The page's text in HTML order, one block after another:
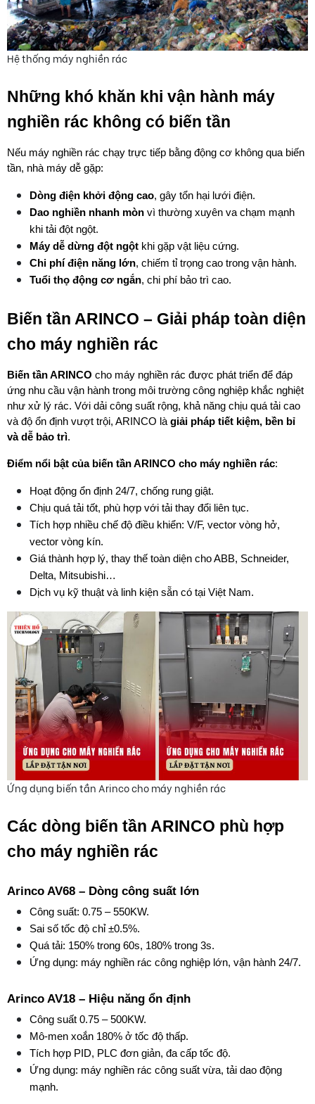
Hệ thống máy nghiền rác
Những khó khăn khi vận hành máy
nghiền rác không có biến tần
Nếu máy nghiền rác chạy trực tiếp bằng động cơ không qua biến
tần, nhà máy dễ gặp:
Dòng điện khởi động cao, gây tổn hại lưới điện.
Dao nghiền nhanh mòn vì thường xuyên va chạm mạnh
khi tải đột ngột.
Máy dễ dừng đột ngột khi gặp vật liệu cứng.
Chi phí điện năng lớn, chiếm tỉ trọng cao trong vận hành.
Tuổi thọ động cơ ngắn, chi phí bảo trì cao.
Biến tần ARINCO – Giải pháp toàn diện
cho máy nghiền rác
Biến tần ARINCO cho máy nghiền rác được phát triển để đáp
ứng nhu cầu vận hành trong môi trường công nghiệp khắc nghiệt
như xử lý rác. Với dải công suất rộng, khả năng chịu quá tải cao
và độ ổn định vượt trội, ARINCO là giải pháp tiết kiệm, bền bỉ
và dễ bảo trì.
Điểm nổi bật của biến tần ARINCO cho máy nghiền rác:
Hoạt động ổn định 24/7, chống rung giật.
Chịu quá tải tốt, phù hợp với tải thay đổi liên tục.
Tích hợp nhiều chế độ điều khiển: V/F, vector vòng hở,
vector vòng kín.
Giá thành hợp lý, thay thế toàn diện cho ABB, Schneider,
Delta, Mitsubishi…
Dịch vụ kỹ thuật và linh kiện sẵn có tại Việt Nam.
Ứng dụng biến tần Arinco cho máy nghiền rác
Các dòng biến tần ARINCO phù hợp
cho máy nghiền rác
Arinco AV68 – Dòng công suất lớn
Công suất: 0.75 – 550KW.
Sai số tốc độ chỉ ±0.5%.
Quá tải: 150% trong 60s, 180% trong 3s.
Ứng dụng: máy nghiền rác công nghiệp lớn, vận hành 24/7.
Arinco AV18 – Hiệu năng ổn định
Công suất 0.75 – 500KW.
Mô-men xoắn 180% ở tốc độ thấp.
Tích hợp PID, PLC đơn giản, đa cấp tốc độ.
Ứng dụng: máy nghiền rác công suất vừa, tải dao động
mạnh.